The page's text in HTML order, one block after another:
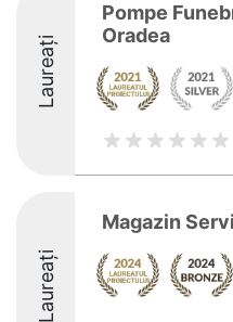
Laureați
Pompe
Oradea
Laureați
Magazin